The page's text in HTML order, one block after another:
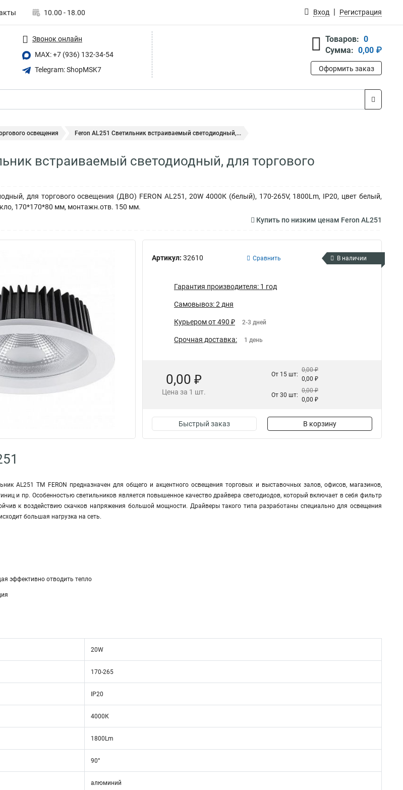
10.00 - 18.00 Вход Регистрация
Звонок онлайн
MAX: +7 (936) 132-34-54
Telegram: ShopMSK7
Товаров: 0
Сумма: 0,00 ₽
Оформить заказ
освещения Feron AL251 Светильник встраиваемый светодиодный,...
встраиваемый светодиодный, для торгового
для торгового освещения (ДВО) FERON AL251, 20W 4000К (белый), 170-265V, 1800Lm, IP20, цвет белый,
170*170*80 мм, монтажн.отв. 150 мм.
Купить по низким ценам Feron AL251
Артикул: 32610 Сравнить В наличии
Гарантия производителя: 1 год
Самовывоз: 2 дня
Курьером от 490 ₽ 2-3 дней
Срочная доставка: 1 день
0,00 ₽
Цена за 1 шт.
От 15 шт:
0,00 ₽
0,00 ₽
От 30 шт:
0,00 ₽
0,00 ₽
Быстрый заказ В корзину
AL251 ТМ FERON предназначен для общего и акцентного освещения торговых и выставочных залов, офисов, магазинов,
и пр. Особенностью светильников является повышенное качество драйвера светодиодов, который включает в себя фильтр
к воздействию скачков напряжения большой мощности. Драйверы такого типа разработаны специально для освещения
большая нагрузка на сеть.
эффективно отводить тепло
20W
170-265
IP20
4000К
1800Lm
90°
алюминий